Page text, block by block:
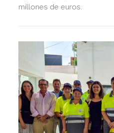
millones de euros.